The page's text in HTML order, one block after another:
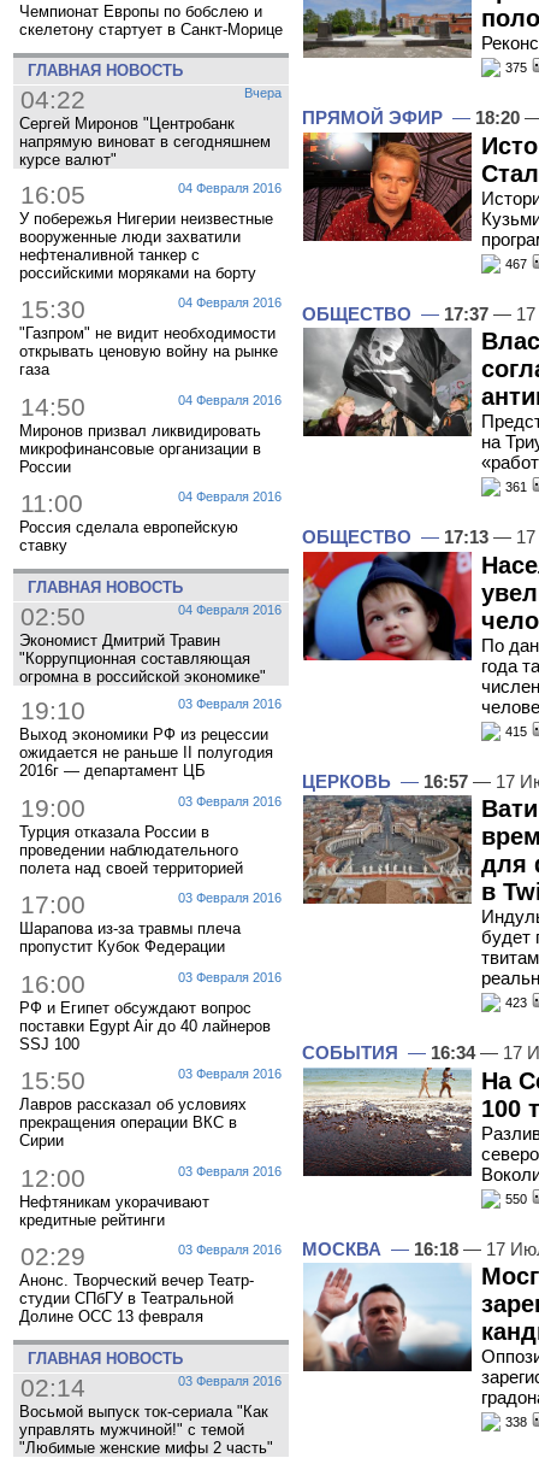
Чемпионат Европы по бобслею и
скелетону стартует в Санкт-Морице
ГЛАВНАЯ НОВОСТЬ
Вчера
04:22
Сергей Миронов "Центробанк
напрямую виноват в сегодняшнем
курсе валют"
04 Февраля 2016
16:05
У побережья Нигерии неизвестные
вооруженные люди захватили
нефтеналивной танкер с
российскими моряками на борту
04 Февраля 2016
15:30
"Газпром" не видит необходимости
открывать ценовую войну на рынке
газа
04 Февраля 2016
14:50
Миронов призвал ликвидировать
микрофинансовые организации в
России
04 Февраля 2016
11:00
Россия сделала европейскую
ставку
ГЛАВНАЯ НОВОСТЬ
04 Февраля 2016
02:50
Экономист Дмитрий Травин
"Коррупционная составляющая
огромна в российской экономике"
03 Февраля 2016
19:10
Выход экономики РФ из рецессии
ожидается не раньше II полугодия
2016г — департамент ЦБ
03 Февраля 2016
19:00
Турция отказала России в
проведении наблюдательного
полета над своей территорией
03 Февраля 2016
17:00
Шарапова из-за травмы плеча
пропустит Кубок Федерации
03 Февраля 2016
16:00
РФ и Египет обсуждают вопрос
поставки Egypt Air до 40 лайнеров
SSJ 100
03 Февраля 2016
15:50
Лавров рассказал об условиях
прекращения операции ВКС в
Сирии
03 Февраля 2016
12:00
Нефтяникам укорачивают
кредитные рейтинги
03 Февраля 2016
02:29
Анонс. Творческий вечер Театр-
студии СПбГУ в Театральной
Долине ОСС 13 февраля
ГЛАВНАЯ НОВОСТЬ
03 Февраля 2016
02:14
Восьмой выпуск ток-сериала "Как
управлять мужчиной!" с темой
"Любимые женские мифы 2 часть"
375
ПРЯМОЙ ЭФИР — 18:20
467
ОБЩЕСТВО — 17:37 — 17
на
361
ОБЩЕСТВО — 17:13 — 17
По
года
415
ЦЕРКОВЬ — 16:57 — 17
для
в
будет
423
СОБЫТИЯ — 16:34— 17
На
100
550
МОСКВА — 16:18 — 17
338